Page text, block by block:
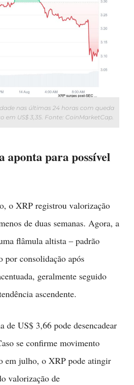
nas últimas 24 horas com queda
em US$ 3,35. Fonte: CoinMarketCap.
aponta para possível
o XRP registrou valorização
de duas semanas. Agora, a
flâmula altista – padrão
por consolidação após
geralmente seguido
ascendente.
de US$ 3,66 pode desencadear
se confirme movimento
em julho, o XRP pode atingir
valorização de